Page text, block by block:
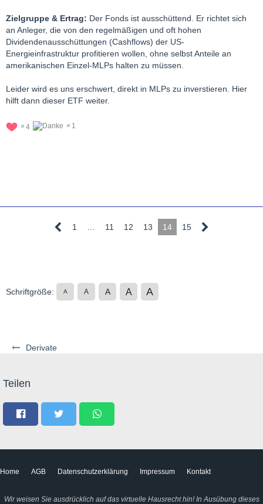
Derivate
Zielgruppe & Ertrag: Der Fonds ist ausschüttend. Er richtet sich
an Anleger, die von den regelmäßigen und oft hohen
Dividendenausschüttungen (Cashflows) der US-
Energieinfrastruktur profitieren wollen, ohne selbst Anteile an
amerikanischen Einzel-MLPs halten zu müssen.
Leider wird es uns erschwert, direkt in MLPs zu inverstieren. Hier
hilft dann dieser ETF weiter.
4 1
1 11 12 13 14 15
Schriftgröße: A A A A A
Teilen
Home AGB Datenschutzerklärung Impressum Kontakt
Wir weisen Sie ausdrücklich auf das virtuelle Hausrecht hin! In Ausübung dieses